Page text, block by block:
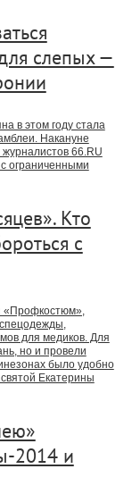
слепых —
в этом году стала
Накануне
66.RU
ограниченными
Кто
с
«Профкостюм»,
для медиков. Для
но и провели
было удобно
Екатерины
2014 и